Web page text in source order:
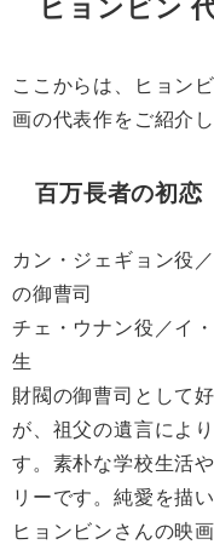
ヒョンビン
ここからは、ヒョン
画の代表作をご紹介し
百万長者の初
カン・ジェギョン役
の御曹司
チェ・ウナン役／イ
生
財閥の御曹司として
が、祖父の遺言によ
す。素朴な学校生活
リーです。純愛を描
ヒョンビンさんの映